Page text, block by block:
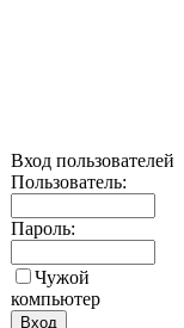
Вход пользователей
Пользователь:
Пароль:
Чужой
компьютер